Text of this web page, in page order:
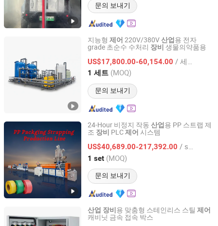
문의 보내기
지능형 제어 220V/380V 산업 용 전자
grade 초순수 수처리 장비 생물의약품용
US$17,800.00-60,154.00 / 세트
1 세트 (MOQ)
문의 보내기
Molewater System Co., Ltd.
Chongqing, China 이후 2017
24-Hour 비정지 작동 산업 용 PP 스트랩 제
조 장비 PLC제어 시스템
US$40,689.00-217,392.00 / set
1 set (MOQ)
문의 보내기
Shenzhen Yong Xing Zhan Xing Technology Co., Ltd.
Guangdong, China 이후 2025
산업 장비 용 맞춤형 스테인리스 스틸 제어
캐비닛 금속 접속 박스
Foshan Bo Jun Precision Sheet Metal Co., Ltd.